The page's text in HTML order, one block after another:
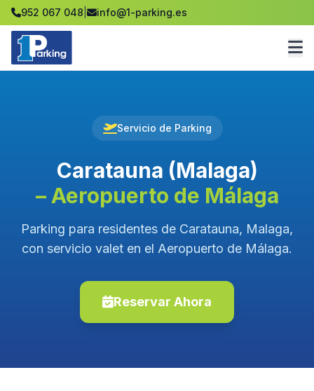
952 067 048 info@1-parking.es
Servicio de Parking
Caratauna (Malaga)
– Aeropuerto de Málaga
Parking para residentes de Caratauna, Malaga,
con servicio valet en el Aeropuerto de Málaga.
Reservar Ahora